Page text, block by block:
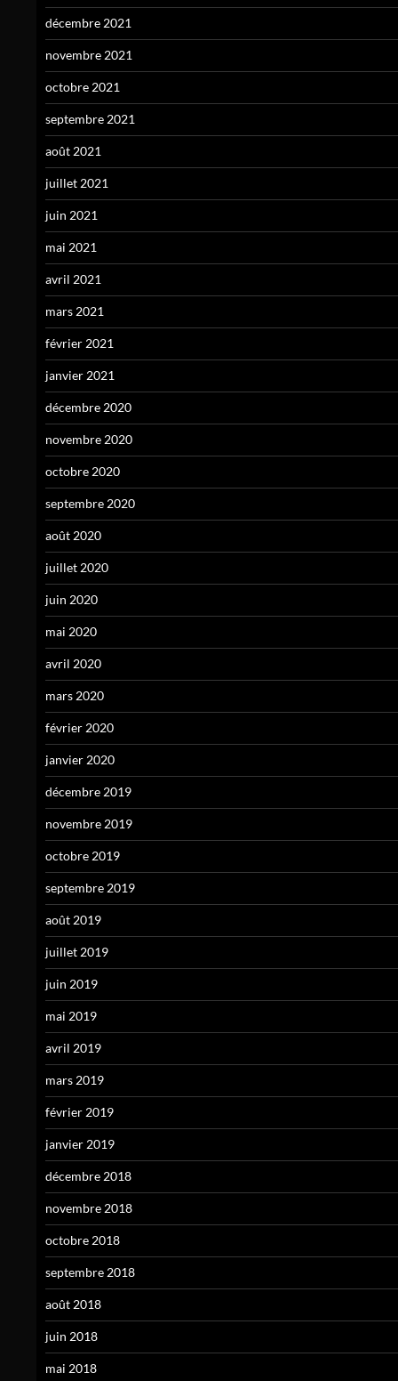
décembre 2021
novembre 2021
octobre 2021
septembre 2021
août 2021
juillet 2021
juin 2021
mai 2021
avril 2021
mars 2021
février 2021
janvier 2021
décembre 2020
novembre 2020
octobre 2020
septembre 2020
août 2020
juillet 2020
juin 2020
mai 2020
avril 2020
mars 2020
février 2020
janvier 2020
décembre 2019
novembre 2019
octobre 2019
septembre 2019
août 2019
juillet 2019
juin 2019
mai 2019
avril 2019
mars 2019
février 2019
janvier 2019
décembre 2018
novembre 2018
octobre 2018
septembre 2018
août 2018
juin 2018
mai 2018